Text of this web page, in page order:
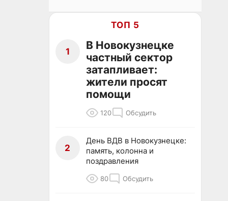
ТОП 5
1
В Новокузнецке
частный сектор
затапливает:
жители просят
помощи
120 Обсудить
2
День ВДВ в Новокузнецке:
память, колонна и
поздравления
80 Обсудить